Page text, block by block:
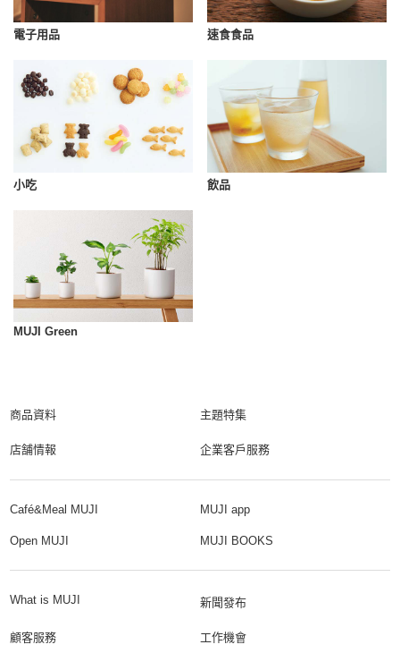
電子用品 速食食品
小吃 飲品
MUJI Green
商品資料 主題特集
店舗情報 企業客戶服務
Café&Meal MUJI MUJI app
Open MUJI MUJI BOOKS
What is MUJI 新聞發布
顧客服務 工作機會